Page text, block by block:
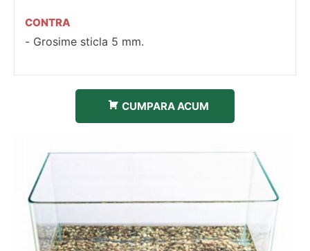
CONTRA
Grosime sticla 5 mm.
CUMPARA ACUM